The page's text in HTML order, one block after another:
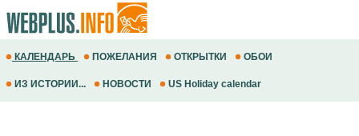
КАЛЕНДАРЬ ПОЖЕЛАНИЯ ОТКРЫТКИ ОБОИ
ИЗ ИСТОРИИ... НОВОСТИ US Holiday calendar